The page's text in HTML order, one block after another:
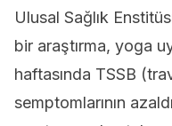
Ulusal Sağlık
bir araştırma, yoga
haftasında TSSB
semptomlarının